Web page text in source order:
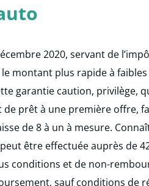
2020, servant de
montant plus rapide à
garantie caution, privilège,
de prêt à une première offre,
de 8 à un à mesure.
être effectuée auprès de
conditions et de non-
sauf conditions de